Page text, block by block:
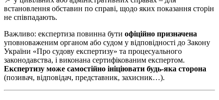
встановлення обставин по справі, щодо яких показання сторін
не співпадають.
Важливо: експертиза повинна бути офіційно призначена
уповноваженим органом або судом у відповідності до Закону
України «Про судову експертизу» та процесуального
законодавства, і виконана сертифікованим експертом.
Експертизу може самостійно ініціювати будь-яка сторона
(позивач, відповідач, представник, захисник…).